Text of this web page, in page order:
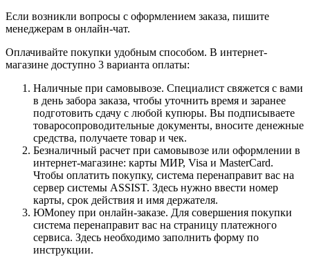
Если возникли вопросы с оформлением заказа, пишите
менеджерам в онлайн-чат.
Оплачивайте покупки удобным способом. В интернет-
магазине доступно 3 варианта оплаты:
Наличные при самовывозе. Специалист свяжется с вами
в день забора заказа, чтобы уточнить время и заранее
подготовить сдачу с любой купюры. Вы подписываете
товаросопроводительные документы, вносите денежные
средства, получаете товар и чек.
Безналичный расчет при самовывозе или оформлении в
интернет-магазине: карты МИР, Visa и MasterCard.
Чтобы оплатить покупку, система перенаправит вас на
сервер системы ASSIST. Здесь нужно ввести номер
карты, срок действия и имя держателя.
ЮMoney при онлайн-заказе. Для совершения покупки
система перенаправит вас на страницу платежного
сервиса. Здесь необходимо заполнить форму по
инструкции.